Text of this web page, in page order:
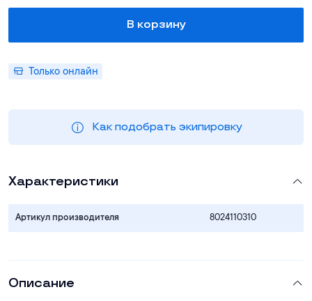
В корзину
Только онлайн
Как подобрать экипировку
Характеристики
Артикул производителя 8024110310
Описание